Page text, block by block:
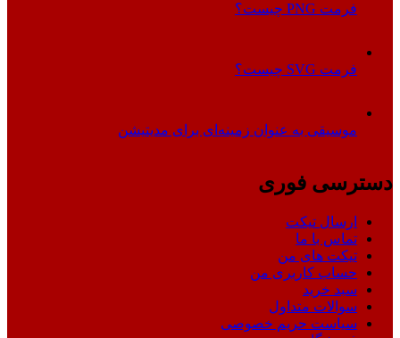
فرمت PNG چیست؟
فرمت SVG چیست؟
موسیقی به عنوان زمینه‌ای برای مدیتیشن
دسترسی فوری
ارسال تیکت
تماس با ما
تیکت های من
حساب کاربری من
سبد خرید
سوالات متداول
سیاست حریم خصوصی